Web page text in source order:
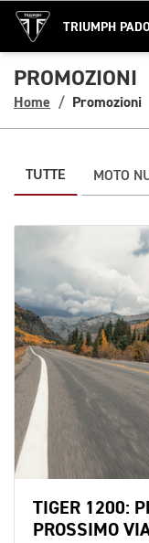
TRIUMPH
PROMOZIONI
Home Promozioni
TUTTE MOTO
TIGER 1200:
PROSSIMO